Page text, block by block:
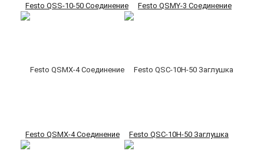
Festo QSS-10-50 Соединение Festo QSMY-3 Соединение
Festo QSMX-4 Соединение Festo QSC-10H-50 Заглушка